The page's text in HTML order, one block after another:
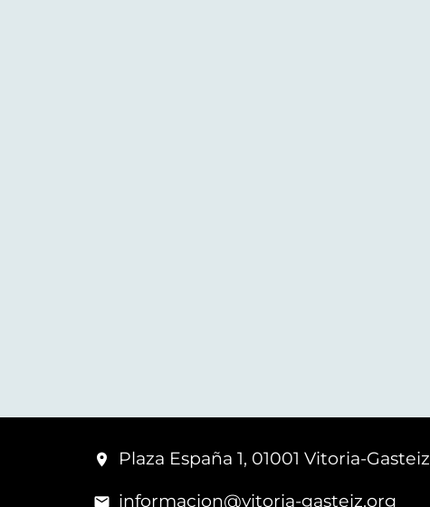
Plaza España 1, 01001 Vitoria-Gasteiz
informacion@vitoria-gasteiz.org